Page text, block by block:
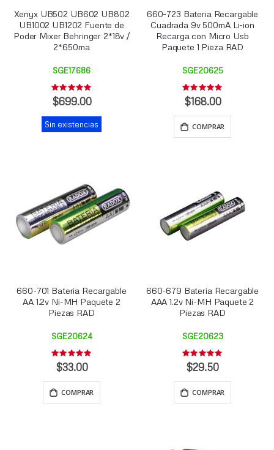
Xenyx UB502 UB602 UB802
UB1002 UB1202 Fuente de
Poder Mixer Behringer 2*18v /
2*650ma
SGE17686
Rating:
0%
$699.00
Sin existencias
660-723 Bateria Recargable
Cuadrada 9v 500mA Li-ion
Recarga con Micro Usb
Paquete 1 Pieza RAD
SGE20625
Rating:
0%
$168.00
COMPRAR
660-701 Bateria Recargable
AA 1.2v Ni-MH Paquete 2
Piezas RAD
SGE20624
Rating:
0%
$33.00
COMPRAR
660-679 Bateria Recargable
AAA 1.2v Ni-MH Paquete 2
Piezas RAD
SGE20623
Rating:
0%
$29.50
COMPRAR